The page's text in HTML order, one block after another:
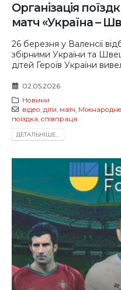
Організація
матч «Україна –
26 березня у Валенсії
збірними України та
дітей Героїв України
02.05.2026
Новини
відео діти матч Міжнародне
поїздка співпраця
ДЕТАЛЬНIШЕ...